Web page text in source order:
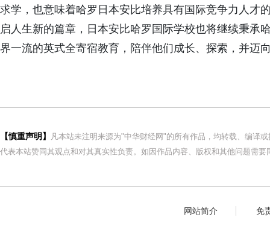
求学，也意味着哈罗日本安比培养具有国际竞争力人才
启人生新的篇章，日本安比哈罗国际学校也将继续秉承
界一流的英式全寄宿教育，陪伴他们成长、探索，并迈
【慎重声明】
凡本站未注明来源为"中华财经网"的所有作品，均转载、编译
代表本站赞同其观点和对其真实性负责。如因作品内容、版权和其他问题需
网站简介 免